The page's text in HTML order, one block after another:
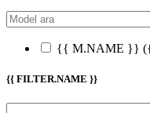
{{ M.NAME }}
{{ FILTER.NAME }}